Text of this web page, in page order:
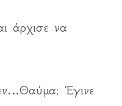
άρχισε να
Έγινε